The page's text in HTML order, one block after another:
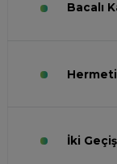
Bacalı
İki